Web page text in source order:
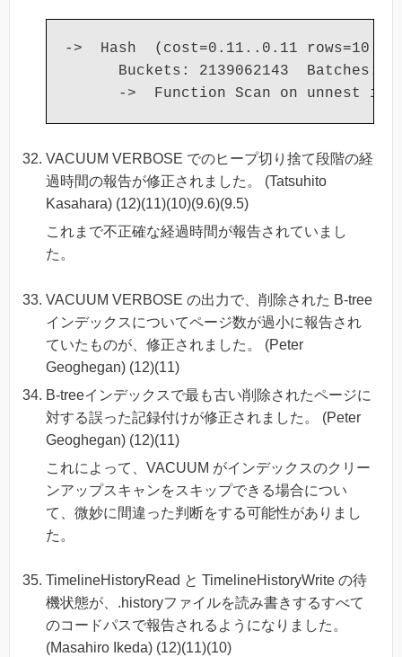
->  Hash  (cost=0.11..0.11 rows=10
Buckets: 2139062143  Batches:
VACUUM VERBOSE でのヒープ切り捨て段階の経
過時間の報告が修正されました。 (Tatsuhito
Kasahara) (12)(11)(10)(9.6)(9.5)
これまで不正確な経過時間が報告されていまし
た。
VACUUM VERBOSE の出力で、削除された B-tree
インデックスについてページ数が過小に報告され
ていたものが、修正されました。 (Peter
Geoghegan) (12)(11)
B-treeインデックスで最も古い削除されたページに
対する誤った記録付けが修正されました。 (Peter
Geoghegan) (12)(11)
これによって、VACUUM がインデックスのクリー
ンアップスキャンをスキップできる場合につい
て、微妙に間違った判断をする可能性がありまし
た。
TimelineHistoryRead と TimelineHistoryWrite の待
機状態が、.historyファイルを読み書きするすべて
のコードパスで報告されるようになりました。
(Masahiro Ikeda) (12)(11)(10)